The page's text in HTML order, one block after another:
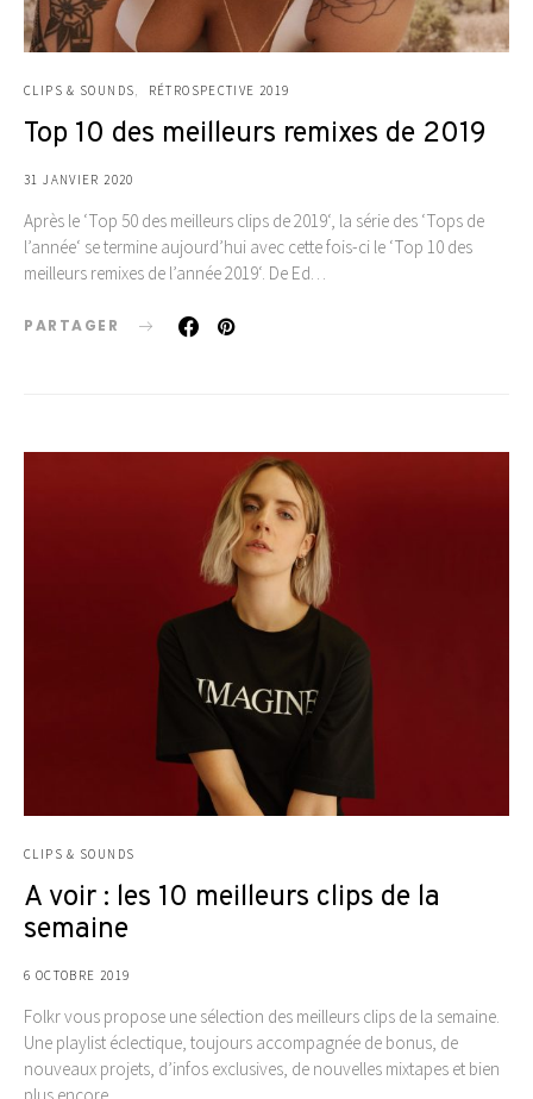
CLIPS & SOUNDS RÉTROSPECTIVE 2019
Top 10 des meilleurs remixes de 2019
31 JANVIER 2020
Après le ‘Top 50 des meilleurs clips de 2019‘, la série des ‘Tops de
l’année‘ se termine aujourd’hui avec cette fois-ci le ‘Top 10 des
meilleurs remixes de l’année 2019‘. De Ed…
PARTAGER
CLIPS & SOUNDS
A voir : les 10 meilleurs clips de la
semaine
6 OCTOBRE 2019
Folkr vous propose une sélection des meilleurs clips de la semaine.
Une playlist éclectique, toujours accompagnée de bonus, de
nouveaux projets, d’infos exclusives, de nouvelles mixtapes et bien